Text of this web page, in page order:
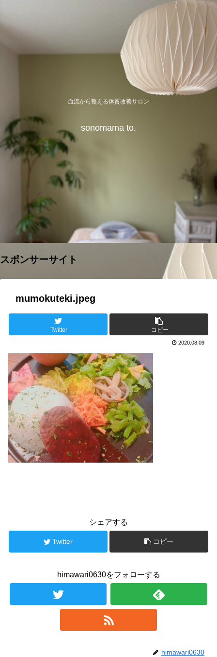
血流から整える体質改善サロン
sonomama to.
スポンサーサイト
mumokuteki.jpeg
Twitter コピー
2020.08.09
シェアする
Twitter コピー
himawari0630をフォローする
himawari0630